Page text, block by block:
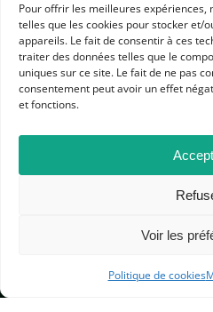
Pour offrir les meilleures expériences,
telles que les cookies pour stocker et/
appareils. Le fait de consentir à ces
traiter des données telles que le
uniques sur ce site. Le fait de ne pas
consentement peut avoir un effet
et fonctions.
Voir les
Politique de cookies
Association des
+ 33 0(1)
BP 6541 –
MENTIONS